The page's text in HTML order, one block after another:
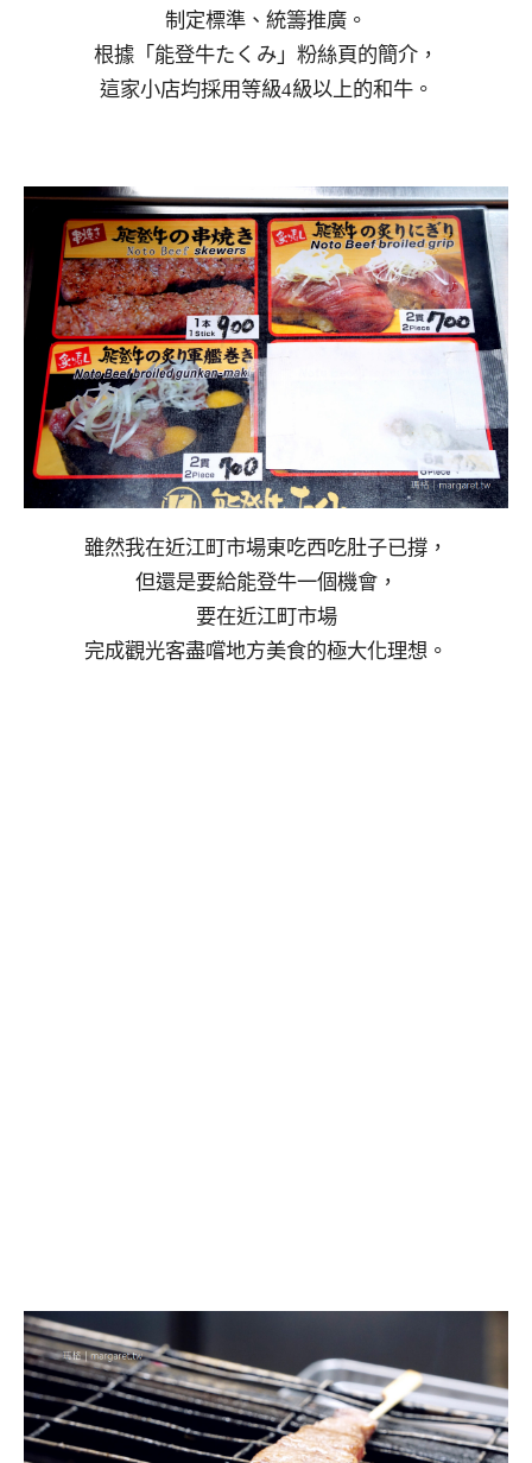
制定標準、統籌推廣。
根據「能登牛たくみ」粉絲頁的簡介，
這家小店均採用等級4級以上的和牛。
雖然我在近江町市場東吃西吃肚子已撐，
但還是要給能登牛一個機會，
要在近江町市場
完成觀光客盡嚐地方美食的極大化理想。